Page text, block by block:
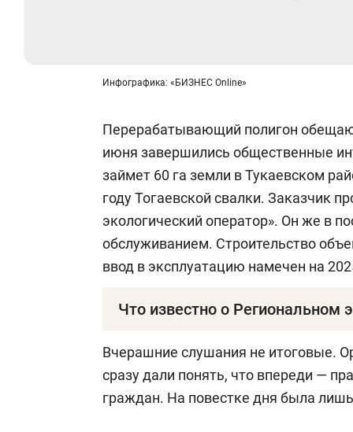
Инфографика: «БИЗНЕС Online»
Перерабатывающий полигон
июня завершились общественные
займет 60 га земли в Тукаевском
году Тогаевской свалки. Заказчик
экологический оператор». Он же в
обслуживанием. Строительство
ввод в эксплуатацию намечен на
Что известно о Региональном
года. Учредителем «РЭО»
строительства, архитектуры и ЖКХ
предприятие «Татлизинг».
Вчерашние слушания не итоговые.
сразу дали понять, что впереди —
граждан. На повестке дня была